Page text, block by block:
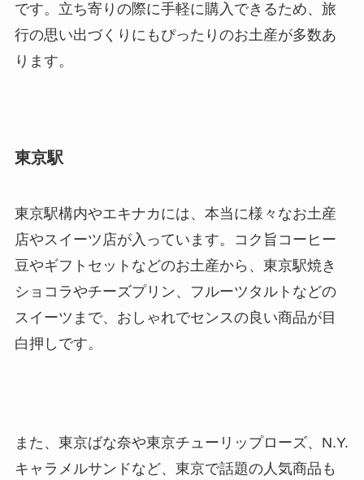
です。立ち寄りの際に手軽に購入できるため、旅
行の思い出づくりにもぴったりのお土産が多数あ
ります。
東京駅
東京駅構内やエキナカには、本当に様々なお土産
店やスイーツ店が入っています。コク旨コーヒー
豆やギフトセットなどのお土産から、東京駅焼き
ショコラやチーズプリン、フルーツタルトなどの
スイーツまで、おしゃれでセンスの良い商品が目
白押しです。
また、東京ばな奈や東京チューリップローズ、N.Y.
キャラメルサンドなど、東京で話題の人気商品も